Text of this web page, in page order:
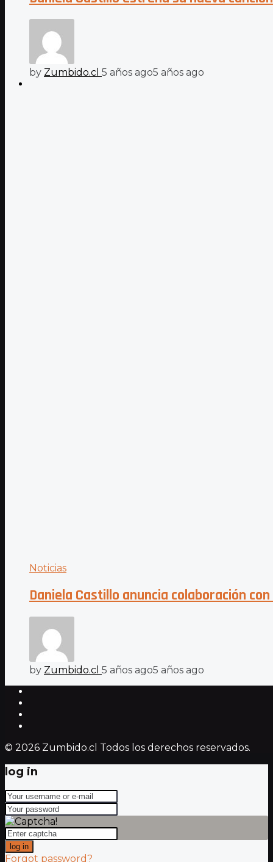
by Zumbido.cl 5 años ago5 años ago
Noticias
Daniela Castillo anuncia colaboración con
by Zumbido.cl 5 años ago5 años ago
© 2026 Zumbido.cl Todos los derechos reservados.
log in
log in
Forgot password?